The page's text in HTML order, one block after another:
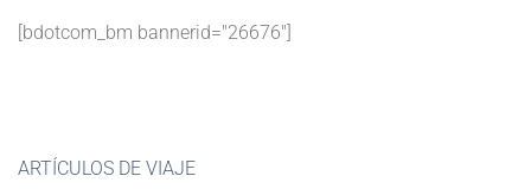
[bdotcom_bm bannerid="26676"]
ARTÍCULOS DE VIAJE